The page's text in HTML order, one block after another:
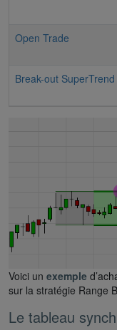
Open Trade
Break-out SuperTrend
Voici un exemple
sur la stratégie Range
Le tableau